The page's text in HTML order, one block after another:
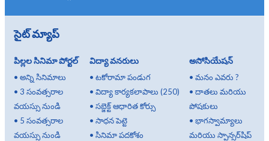
సైట్ మ్యాప్
పిల్లల సినిమా పోర్టల్
• అన్ని సినిమాలు
• 3 సంవత్సరాల
వయస్సు నుండి
• 5 సంవత్సరాల
వయస్సు నుండి
విద్యా వనరులు
• టకోరామా పండుగ
• విద్యా కార్యకలాపాలు (250)
• సబ్జెక్ట్ ఆధారిత కోర్సు
• సాధన పెట్టె
• సినిమా పదకోశం
అసోసియేషన్
•మనం ఎవరు ?
•దాతలు మరియు
పోషకులు
•భాగస్వామ్యాలు
మరియు స్పాన్సర్‌షిప్